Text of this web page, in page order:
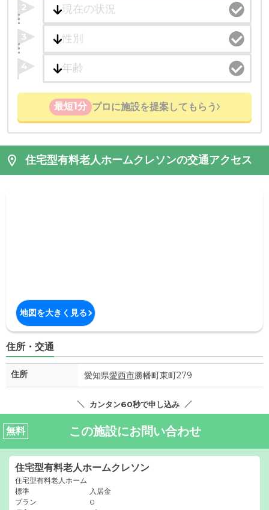
2
3
4
最短1分 プロに施設を提案してもらう
住宅型有料老人ホームクレソンの交通アクセス
地図を大きく見る
住所・交通
住所 愛知県愛西市勝幡町東町279
カンタン60秒で申し込み
無料 この施設にお問い合わせ
住宅型有料老人ホームクレソン
住宅型有料老人ホーム
標準
プラン
入居金
0